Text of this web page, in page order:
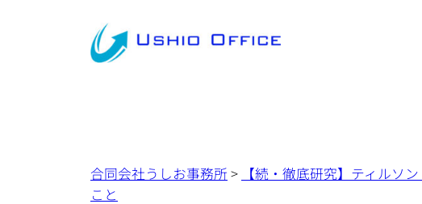
合同会社うしお事務所 > 【続・徹底研究】ティルソ
こと